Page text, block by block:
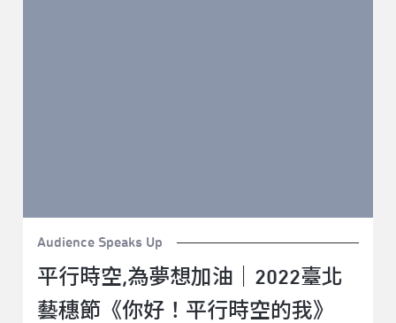
Audience Speaks Up
平行時空,為夢想加油｜2022臺北
藝穗節《你好！平行時空的我》